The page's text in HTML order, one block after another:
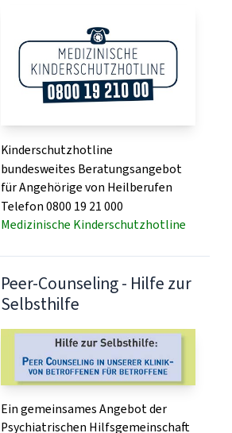
Kinderschutzhotline
bundesweites Beratungsangebot
für Angehörige von Heilberufen
Telefon 0800 19 21 000
Medizinische Kinderschutzhotline
Peer-Counseling - Hilfe zur
Selbsthilfe
Ein gemeinsames Angebot der
Psychiatrischen Hilfsgemeinschaft